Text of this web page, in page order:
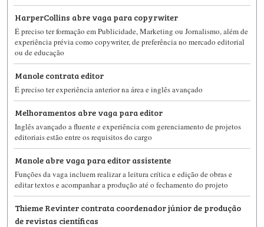
HarperCollins abre vaga para copyrwiter
É preciso ter formação em Publicidade, Marketing ou Jornalismo, além de
experiência prévia como copywriter, de preferência no mercado editorial
ou de educação
Manole contrata editor
É preciso ter experiência anterior na área e inglês avançado
Melhoramentos abre vaga para editor
Inglês avançado a fluente e experiência com gerenciamento de projetos
editoriais estão entre os requisitos do cargo
Manole abre vaga para editor assistente
Funções da vaga incluem realizar a leitura crítica e edição de obras e
editar textos e acompanhar a produção até o fechamento do projeto
Thieme Revinter contrata coordenador júnior de produção
de revistas científicas